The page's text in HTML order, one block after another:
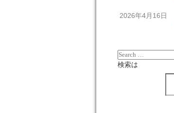
2026年4月16日
検索は